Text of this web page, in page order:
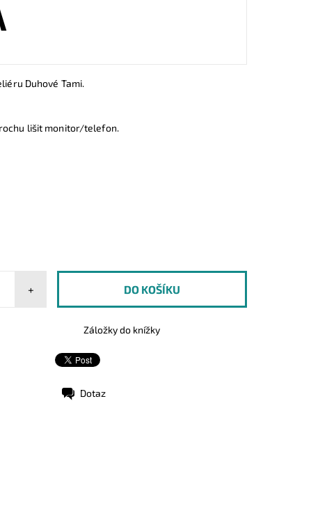
Duhové Tami.
lišit monitor/telefon.
+
Záložky do knížky
Dotaz